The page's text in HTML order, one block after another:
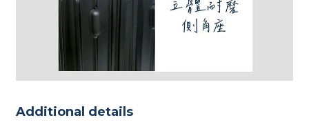
Additional details